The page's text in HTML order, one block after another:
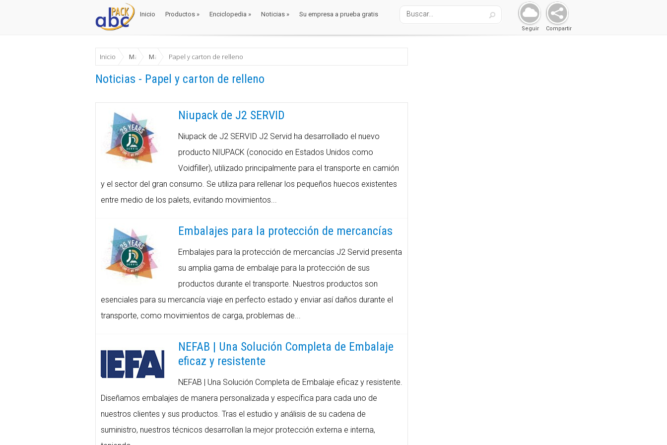
Inicio Productos » Enciclopedia » Noticias » Su empresa a prueba gratis
Compartir
Seguir
Inicio Materiales Envase y Embalaje
Material de protección y relleno
Papel y carton de relleno
Noticias - Papel y carton de relleno
Niupack de J2 SERVID
Niupack de J2 SERVID J2 Servid ha desarrollado el nuevo
producto NIUPACK (conocido en Estados Unidos como
Voidfiller), utilizado principalmente para el transporte en camión
y el sector del gran consumo. Se utiliza para rellenar los pequeños huecos existentes
entre medio de los palets, evitando movimientos...
Embalajes para la protección de mercancías
Embalajes para la protección de mercancías J2 Servid presenta
su amplia gama de embalaje para la protección de sus
productos durante el transporte. Nuestros productos son
esenciales para su mercancía viaje en perfecto estado y enviar así daños durante el
transporte, como movimientos de carga, problemas de...
NEFAB | Una Solución Completa de Embalaje
eficaz y resistente
NEFAB | Una Solución Completa de Embalaje eficaz y resistente.
Diseñamos embalajes de manera personalizada y específica para cada uno de
nuestros clientes y sus productos. Tras el estudio y análisis de su cadena de
suministro, nuestros técnicos desarrollan la mejor protección externa e interna,